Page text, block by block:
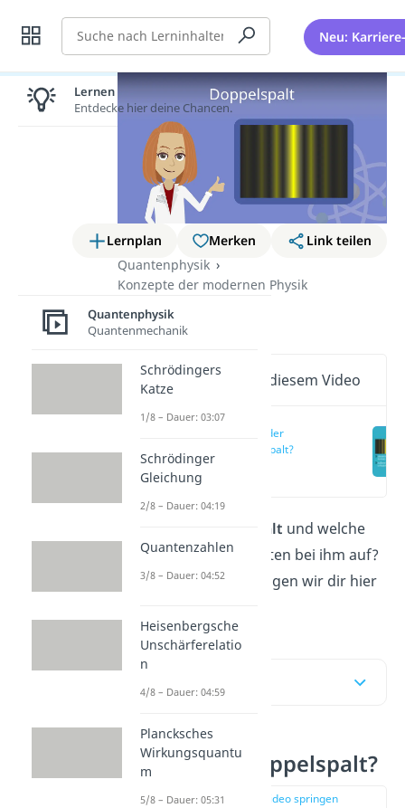
Suche Neu:
Lernplan Merken
Link teilen
Quantenphysik
Konzepte der modernen Physik
Doppelspalt
Wichtige Inhalte in diesem Video
Was ist der
Doppelspalt?
Doppelspalt und welche
Interferenzmuster treten bei ihm auf?
Alles Wichtige dazu zeigen wir dir hier
Was ist der Doppelspalt?
zur Stelle im Video springen
Lernen lohnt sich!
Entdecke hier deine Chancen.
Quantenphysik
Quantenmechanik
Schrödingers
Katze
1/8 – Dauer: 03:07
Schrödinger
Gleichung
2/8 – Dauer: 04:19
Quantenzahlen
3/8 – Dauer: 04:52
Heisenbergsche
Unschärferelatio
n
4/8 – Dauer: 04:59
Plancksches
Wirkungsquantu
m
5/8 – Dauer: 05:31